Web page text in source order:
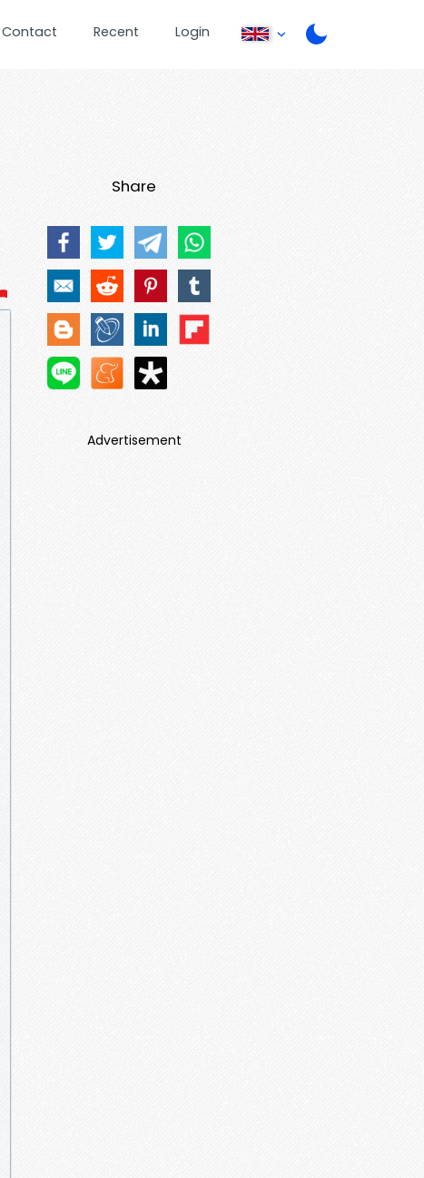
Contact Recent Login
Share
Advertisement